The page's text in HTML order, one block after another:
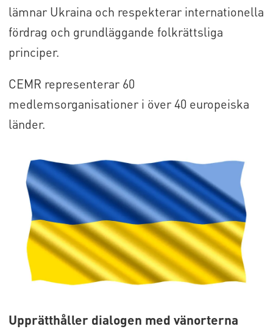
lämnar Ukraina och respekterar internationella
fördrag och grundläggande folkrättsliga
principer.
CEMR representerar 60
medlemsorganisationer i över 40 europeiska
länder.
Upprätthåller dialogen med vänorterna